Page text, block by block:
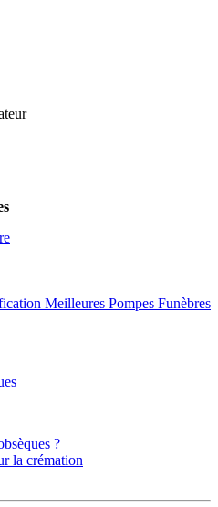
Meilleures Pompes Funèbres
?
la crémation